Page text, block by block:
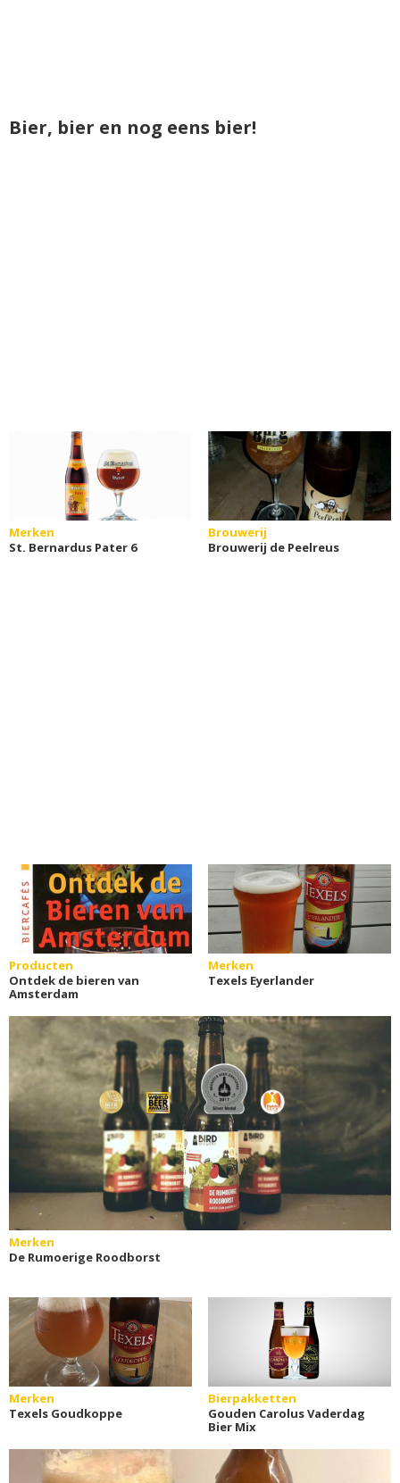
Bier, bier en nog eens bier!
Merken
St. Bernardus Pater 6
Brouwerij
Brouwerij de Peelreus
Producten
Ontdek de bieren van
Amsterdam
Merken
Texels Eyerlander
Merken
De Rumoerige Roodborst
Merken
Texels Goudkoppe
Bierpakketten
Gouden Carolus Vaderdag
Bier Mix